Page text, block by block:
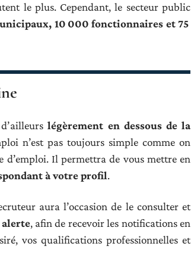
le plus. Cependant, le secteur public
10 000 fonctionnaires et 75
légèrement en dessous de la
n’est pas toujours simple comme on
Il permettra de vous mettre en
à votre profil.
aura l’occasion de le consulter et
alerte, afin de recevoir les notifications en
vos qualifications professionnelles et